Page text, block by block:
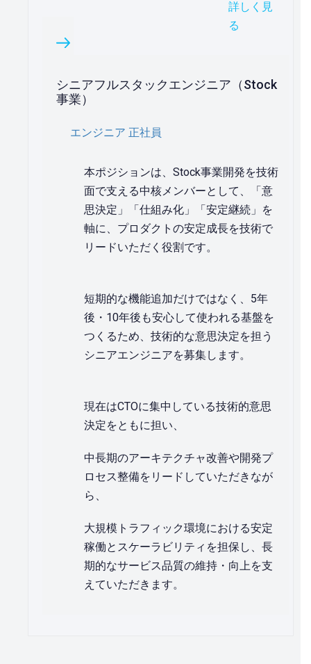
詳しく見
る
シニアフルスタックエンジニア（Stock
事業）
エンジニア 正社員
本ポジションは、Stock事業開発を技術
面で支える中核メンバーとして、「意
思決定」「仕組み化」「安定継続」を
軸に、プロダクトの安定成長を技術で
リードいただく役割です。
短期的な機能追加だけではなく、5年
後・10年後も安心して使われる基盤を
つくるため、技術的な意思決定を担う
シニアエンジニアを募集します。
現在はCTOに集中している技術的意思
決定をともに担い、
中長期のアーキテクチャ改善や開発プ
ロセス整備をリードしていただきなが
ら、
大規模トラフィック環境における安定
稼働とスケーラビリティを担保し、長
期的なサービス品質の維持・向上を支
えていただきます。